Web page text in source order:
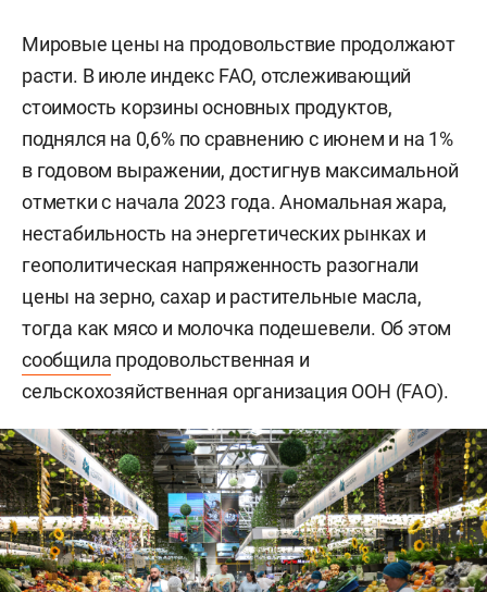
Мировые цены на продовольствие продолжают
расти. В июле индекс FAO, отслеживающий
стоимость корзины основных продуктов,
поднялся на 0,6% по сравнению с июнем и на 1%
в годовом выражении, достигнув максимальной
отметки с начала 2023 года. Аномальная жара,
нестабильность на энергетических рынках и
геополитическая напряженность разогнали
цены на зерно, сахар и растительные масла,
тогда как мясо и молочка подешевели. Об этом
сообщила продовольственная и
сельскохозяйственная организация ООН (FAO).